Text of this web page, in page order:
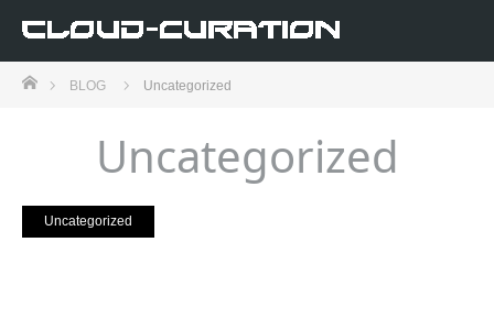
ホームBLOG Uncategorized
Uncategorized
Uncategorized